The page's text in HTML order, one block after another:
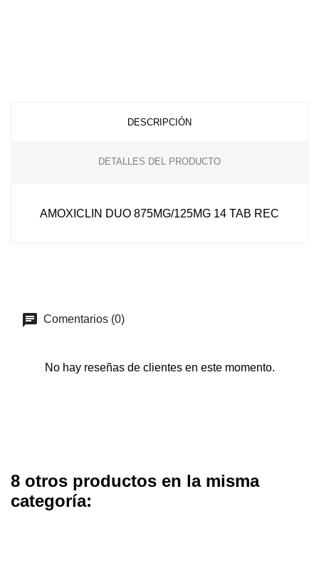
DESCRIPCIÓN
DETALLES DEL PRODUCTO
AMOXICLIN DUO 875MG/125MG 14 TAB REC
Comentarios (0)
No hay reseñas de clientes en este momento.
8 otros productos en la misma
categoría: